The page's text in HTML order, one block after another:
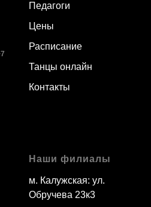
Педагоги
Цены
Расписание
Танцы онлайн
Контакты
Наши филиалы
м. Калужская: ул.
Обручева 23к3